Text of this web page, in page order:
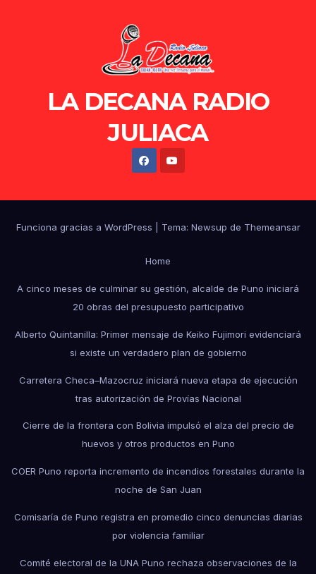
LA DECANA RADIO
JULIACA
Funciona gracias a WordPress Tema: Newsup de Themeansar
Home
A cinco meses de culminar su gestión, alcalde de Puno iniciará
20 obras del presupuesto participativo
Alberto Quintanilla: Primer mensaje de Keiko Fujimori evidenciará
si existe un verdadero plan de gobierno
Carretera Checa–Mazocruz iniciará nueva etapa de ejecución
tras autorización de Provías Nacional
Cierre de la frontera con Bolivia impulsó el alza del precio de
huevos y otros productos en Puno
COER Puno reporta incremento de incendios forestales durante la
noche de San Juan
Comisaría de Puno registra en promedio cinco denuncias diarias
por violencia familiar
Comité electoral de la UNA Puno rechaza observaciones de la